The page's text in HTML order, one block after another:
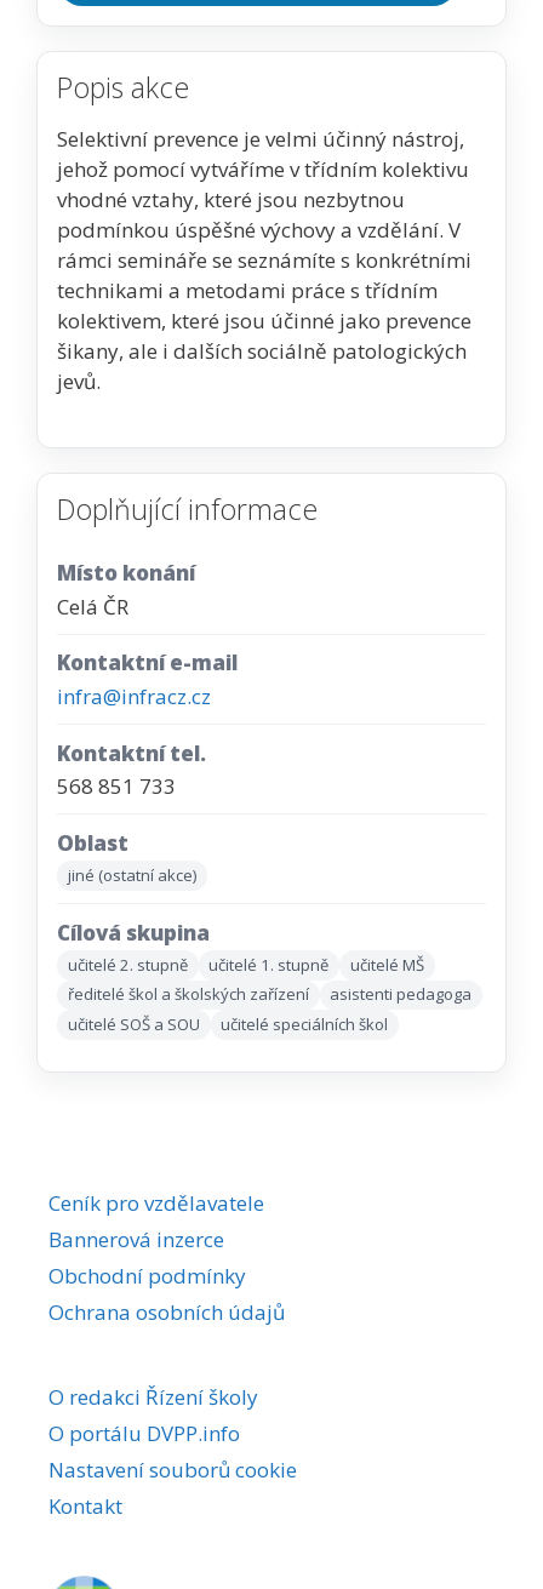
Popis akce
Selektivní prevence je velmi účinný nástroj,
jehož pomocí vytváříme v třídním kolektivu
vhodné vztahy, které jsou nezbytnou
podmínkou úspěšné výchovy a vzdělání. V
rámci semináře se seznámíte s konkrétními
technikami a metodami práce s třídním
kolektivem, které jsou účinné jako prevence
šikany, ale i dalších sociálně patologických
jevů.
Doplňující informace
Místo konání
Celá ČR
Kontaktní e-mail
infra@infracz.cz
Kontaktní tel.
568 851 733
Oblast
jiné (ostatní akce)
Cílová skupina
učitelé 2. stupně učitelé 1. stupně
učitelé MŠ
ředitelé škol a školských zařízení
asistenti pedagoga
učitelé SOŠ a SOU
učitelé speciálních škol
Ceník pro vzdělavatele
Bannerová inzerce
Obchodní podmínky
Ochrana osobních údajů
O redakci Řízení školy
O portálu DVPP.info
Nastavení souborů cookie
Kontakt